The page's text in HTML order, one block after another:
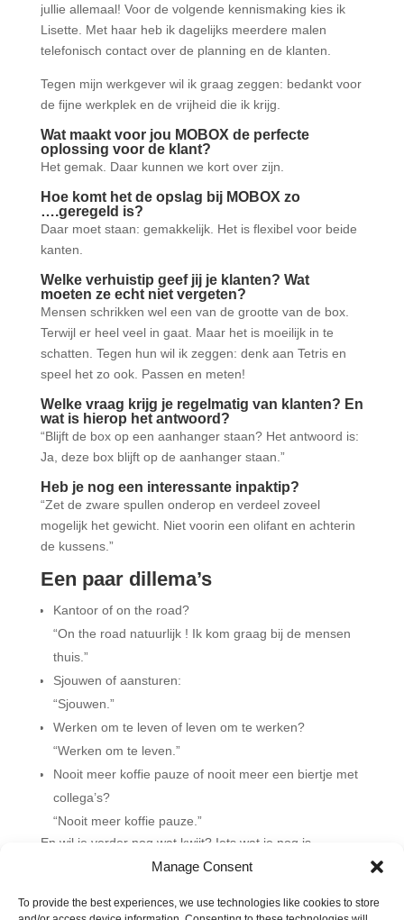
Manage Consent
To provide the best experiences, we use technologies like cookies to store
jullie allemaal! Voor de volgende kennismaking kies ik
Lisette. Met haar heb ik dagelijks meerdere malen
telefonisch contact over de planning en de klanten.
Tegen mijn werkgever wil ik graag zeggen: bedankt voor
de fijne werkplek en de vrijheid die ik krijg.
Wat maakt voor jou MOBOX de perfecte
oplossing voor de klant?
Het gemak. Daar kunnen we kort over zijn.
Hoe komt het de opslag bij MOBOX zo
….geregeld is?
Daar moet staan: gemakkelijk. Het is flexibel voor beide
kanten.
Welke verhuistip geef jij je klanten? Wat
moeten ze echt niet vergeten?
Mensen schrikken wel een van de grootte van de box.
Terwijl er heel veel in gaat. Maar het is moeilijk in te
schatten. Tegen hun wil ik zeggen: denk aan Tetris en
speel het zo ook. Passen en meten!
Welke vraag krijg je regelmatig van klanten? En
wat is hierop het antwoord?
“Blijft de box op een aanhanger staan? Het antwoord is:
Ja, deze box blijft op de aanhanger staan.”
Heb je nog een interessante inpaktip?
“Zet de zware spullen onderop en verdeel zoveel
mogelijk het gewicht. Niet voorin een olifant en achterin
de kussens.”
Een paar dillema’s
Kantoor of on the road?
“On the road natuurlijk ! Ik kom graag bij de mensen
thuis.”
Sjouwen of aansturen:
“Sjouwen.”
Werken om te leven of leven om te werken?
“Werken om te leven.”
Nooit meer koffie pauze of nooit meer een biertje met
collega’s?
“Nooit meer koffie pauze.”
En wil je verder nog wat kwijt? Iets wat je nog is
opgevallen of zo? “Ja, dat wil ik wel. Wat mij opvalt als ik
kinderen erg onder de indruk zijn. En als ik dan zo een